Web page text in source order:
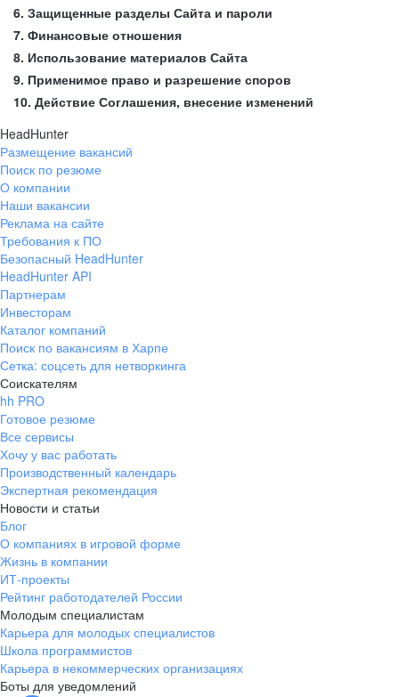
6. Защищенные разделы Сайта и пароли
7. Финансовые отношения
8. Использование материалов Сайта
9. Применимое право и разрешение споров
10. Действие Соглашения, внесение изменений
HeadHunter
Размещение вакансий
Поиск по резюме
О компании
Наши вакансии
Реклама на сайте
Требования к ПО
Безопасный HeadHunter
HeadHunter API
Партнерам
Инвесторам
Каталог компаний
Поиск по вакансиям в Харпе
Сетка: соцсеть для нетворкинга
Соискателям
hh PRO
Готовое резюме
Все сервисы
Хочу у вас работать
Производственный календарь
Экспертная рекомендация
Новости и статьи
Блог
О компаниях в игровой форме
Жизнь в компании
ИТ-проекты
Рейтинг работодателей России
Молодым специалистам
Карьера для молодых специалистов
Школа программистов
Карьера в некоммерческих организациях
Боты для уведомлений